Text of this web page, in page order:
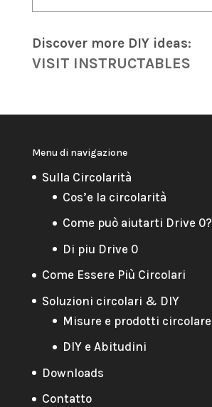
Discover more DIY ideas:
VISIT INSTRUCTABLES
Menu di navigazione
Sulla Circolarità
Cos’e la circolarità
Come può aiutarti Drive 0?
Di piu Drive 0
Come Essere Più Circolari
Soluzioni circolari & DIY
Misure e prodotti circolare
DIY e Abitudini
Downloads
Contatto